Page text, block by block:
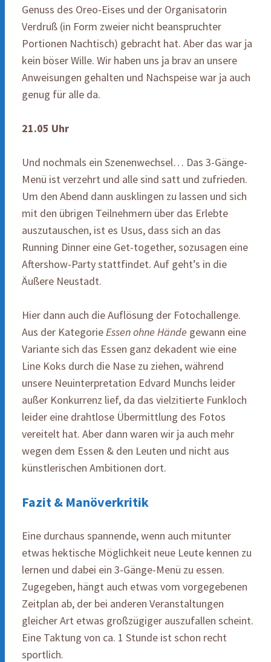
Genuss des Oreo-Eises und der Organisatorin
Verdruß (in Form zweier nicht beanspruchter
Portionen Nachtisch) gebracht hat. Aber das war ja
kein böser Wille. Wir haben uns ja brav an unsere
Anweisungen gehalten und Nachspeise war ja auch
genug für alle da.
21.05 Uhr
Und nochmals ein Szenenwechsel… Das 3-Gänge-
Menü ist verzehrt und alle sind satt und zufrieden.
Um den Abend dann ausklingen zu lassen und sich
mit den übrigen Teilnehmern über das Erlebte
auszutauschen, ist es Usus, dass sich an das
Running Dinner eine Get-together, sozusagen eine
Aftershow-Party stattfindet. Auf geht’s in die
Äußere Neustadt.
Hier dann auch die Auflösung der Fotochallenge.
Aus der KategorieEssen ohne Hände gewann eine
Variante sich das Essen ganz dekadent wie eine
Line Koks durch die Nase zu ziehen, während
unsere Neuinterpretation Edvard Munchs leider
außer Konkurrenz lief, da das vielzitierte Funkloch
leider eine drahtlose Übermittlung des Fotos
vereitelt hat. Aber dann waren wir ja auch mehr
wegen dem Essen & den Leuten und nicht aus
künstlerischen Ambitionen dort.
Fazit & Manöverkritik
Eine durchaus spannende, wenn auch mitunter
etwas hektische Möglichkeit neue Leute kennen zu
lernen und dabei ein 3-Gänge-Menü zu essen.
Zugegeben, hängt auch etwas vom vorgegebenen
Zeitplan ab, der bei anderen Veranstaltungen
gleicher Art etwas großzügiger auszufallen scheint.
Eine Taktung von ca. 1 Stunde ist schon recht
sportlich.